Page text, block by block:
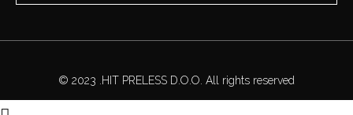
© 2023 .HIT PRELESS D.O.O. All rights reserved